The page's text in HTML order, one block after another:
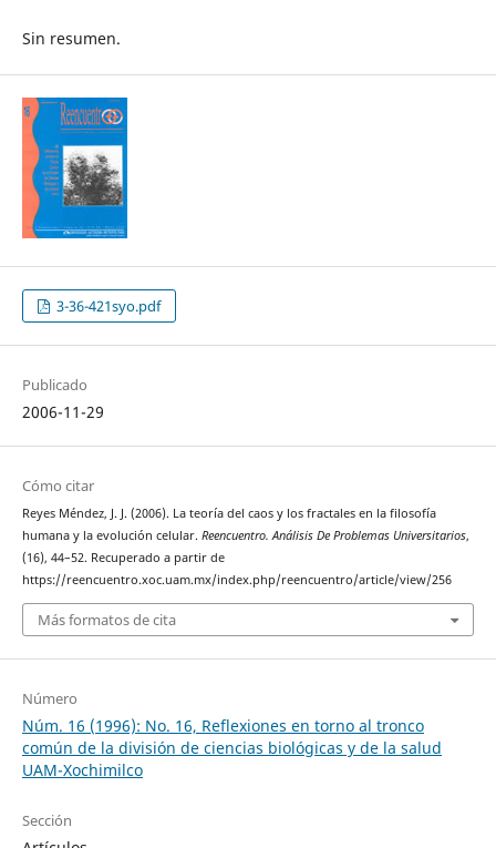
Sin resumen.
3-36-421syo.pdf
Publicado
2006-11-29
Cómo citar
Reyes Méndez, J. J. (2006). La teoría del caos y los fractales en la filosofía
humana y la evolución celular. Reencuentro. Análisis De Problemas Universitarios,
(16), 44–52. Recuperado a partir de
https://reencuentro.xoc.uam.mx/index.php/reencuentro/article/view/256
Más formatos de cita
Número
Núm. 16 (1996): No. 16, Reflexiones en torno al tronco
común de la división de ciencias biológicas y de la salud
UAM-Xochimilco
Sección